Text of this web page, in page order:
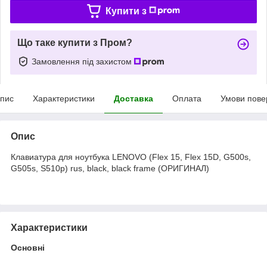
Купити з
Що таке купити з Пром?
Замовлення під захистом
Характеристики Доставка Оплата Умови
Опис
Клавиатура для ноутбука LENOVO (Flex 15, Flex 15D, G500s,
G505s, S510p) rus, black, black frame (ОРИГИНАЛ)
Характеристики
Основні